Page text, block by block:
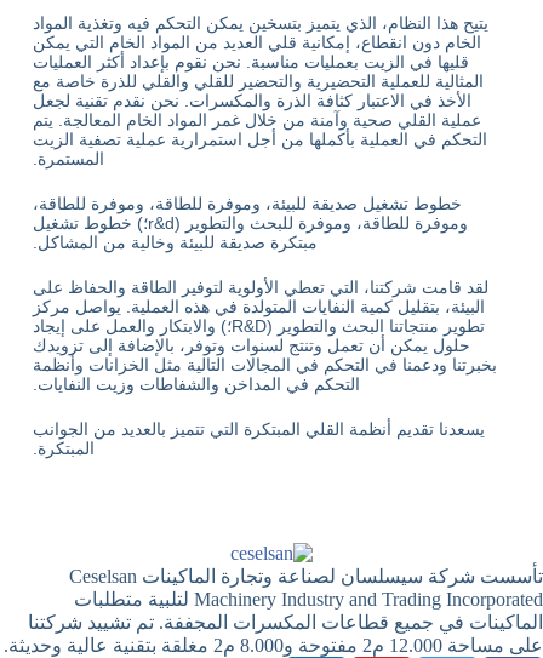
يتيح هذا النظام، الذي يتميز بتسخين يمكن التحكم فيه وتغذية المواد
الخام دون انقطاع، إمكانية قلي العديد من المواد الخام التي يمكن
قليها في الزيت بعمليات مناسبة. نحن نقوم بإعداد أكثر العمليات
المثالية للعملية التحضيرية والتحضير للقلي والقلي للذرة خاصة مع
الأخذ في الاعتبار كثافة الذرة والمكسرات. نحن نقدم تقنية لجعل
عملية القلي صحية وآمنة من خلال غمر المواد الخام المعالجة. يتم
التحكم في العملية بأكملها من أجل استمرارية عملية تصفية الزيت
المستمرة.
خطوط تشغيل صديقة للبيئة، وموفرة للطاقة، وموفرة للطاقة،
وموفرة للطاقة، وموفرة للبحث والتطوير (r&d؛) خطوط تشغيل
مبتكرة صديقة للبيئة وخالية من المشاكل.
لقد قامت شركتنا، التي تعطي الأولوية لتوفير الطاقة والحفاظ على
البيئة، بتقليل كمية النفايات المتولدة في هذه العملية. يواصل مركز
تطوير منتجاتنا البحث والتطوير (R&D؛) والابتكار والعمل على إيجاد
حلول يمكن أن تعمل وتنتج لسنوات وتوفر، بالإضافة إلى تزويدك
بخبرتنا ودعمنا في التحكم في المجالات التالية مثل الخزانات وأنظمة
التحكم في المداخن والشفاطات وزيت النفايات.
يسعدنا تقديم أنظمة القلي المبتكرة التي تتميز بالعديد من الجوانب
المبتكرة.
تأسست شركة سيسلسان لصناعة وتجارة الماكينات Ceselsan
Machinery Industry and Trading Incorporated لتلبية متطلبات
الماكينات في جميع قطاعات المكسرات المجففة. تم تشييد شركتنا
على مساحة 12.000 م2 مفتوحة و8.000 م2 مغلقة بتقنية عالية وحديثة.